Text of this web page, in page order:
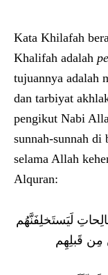
Kata Khilafah
Khalifah adalah
tujuannya adalah
dan tarbiyat
pengikut Nabi
sunnah-sunnah
selama Allah
Alquran:
لَيَستَخلِفَنَّهُم
مِن قَبلِهِم